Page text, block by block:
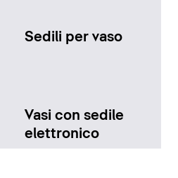
Sedili per vaso
Vasi con sedile
elettronico